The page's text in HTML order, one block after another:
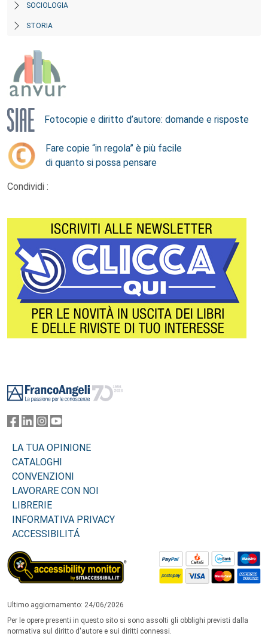
SOCIOLOGIA
STORIA
Fotocopie e diritto d’autore: domande e risposte
Fare copie “in regola” è più facile
di quanto si possa pensare
Condividi :
LA TUA OPINIONE
CATALOGHI
CONVENZIONI
LAVORARE CON NOI
LIBRERIE
INFORMATIVA PRIVACY
ACCESSIBILITÁ
Ultimo aggiornamento: 24/06/2026
Per le opere presenti in questo sito si sono assolti gli obblighi previsti dalla
normativa sul diritto d'autore e sui diritti connessi.